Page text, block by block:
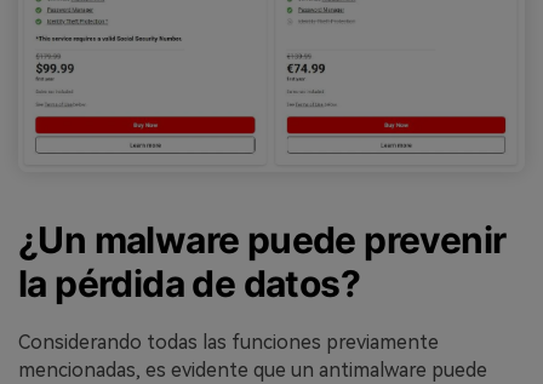
¿Un malware puede prevenir
la pérdida de datos?
Considerando todas las funciones previamente
mencionadas, es evidente que un antimalware puede